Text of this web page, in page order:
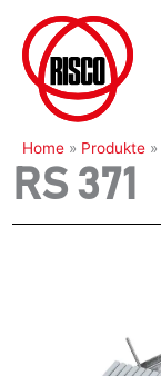
Inhalt
springen
Home » Produkte »
RS 371